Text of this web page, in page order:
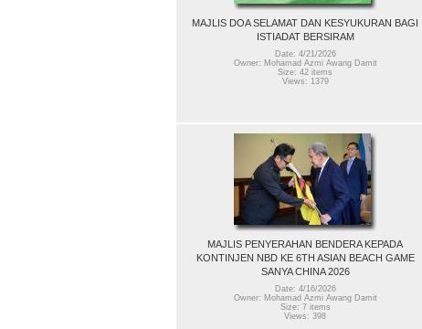
MAJLIS DOA SELAMAT DAN KESYUKURAN BAGI
ISTIADAT BERSIRAM
Date: 4/21/2026
Owner: Mohamad Azmi Awang Damit
Size: 42 items
Views: 1379
MAJLIS PENYERAHAN BENDERA KEPADA
KONTINJEN NBD KE 6TH ASIAN BEACH GAME
SANYA CHINA 2026
Date: 4/16/2026
Owner: Mohamad Azmi Awang Damit
Size: 7 items
Views: 398